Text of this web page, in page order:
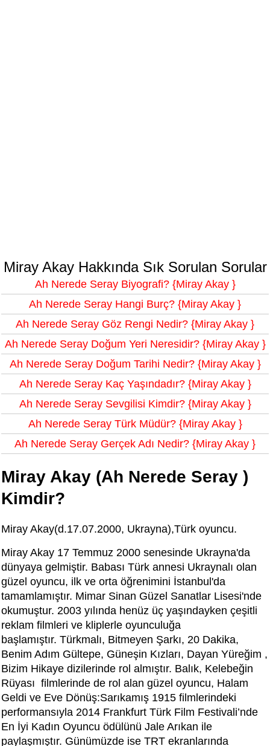
Miray Akay Hakkında Sık Sorulan Sorular
Ah Nerede Seray Biyografi? {Miray Akay }
Ah Nerede Seray Hangi Burç? {Miray Akay }
Ah Nerede Seray Göz Rengi Nedir? {Miray Akay }
Ah Nerede Seray Doğum Yeri Neresidir? {Miray Akay }
Ah Nerede Seray Doğum Tarihi Nedir? {Miray Akay }
Ah Nerede Seray Kaç Yaşındadır? {Miray Akay }
Ah Nerede Seray Sevgilisi Kimdir? {Miray Akay }
Ah Nerede Seray Türk Müdür? {Miray Akay }
Ah Nerede Seray Gerçek Adı Nedir? {Miray Akay }
Miray Akay (Ah Nerede Seray )
Kimdir?
Miray Akay(d.17.07.2000, Ukrayna),Türk oyuncu.
Miray Akay 17 Temmuz 2000 senesinde Ukrayna'da
dünyaya gelmiştir. Babası Türk annesi Ukraynalı olan
güzel oyuncu, ilk ve orta öğrenimini İstanbul'da
tamamlamıştır. Mimar Sinan Güzel Sanatlar Lisesi'nde
okumuştur. 2003 yılında henüz üç yaşındayken çeşitli
reklam filmleri ve kliplerle oyunculuğa
başlamıştır. Türkmalı, Bitmeyen Şarkı, 20 Dakika,
Benim Adım Gültepe, Güneşin Kızları, Dayan Yüreğim ,
Bizim Hikaye dizilerinde rol almıştır. Balık, Kelebeğin
Rüyası filmlerinde de rol alan güzel oyuncu, Halam
Geldi ve Eve Dönüş:Sarıkamış 1915 filmlerindeki
performansıyla 2014 Frankfurt Türk Film Festivali’nde
En İyi Kadın Oyuncu ödülünü Jale Arıkan ile
paylaşmıştır. Günümüzde ise TRT ekranlarında